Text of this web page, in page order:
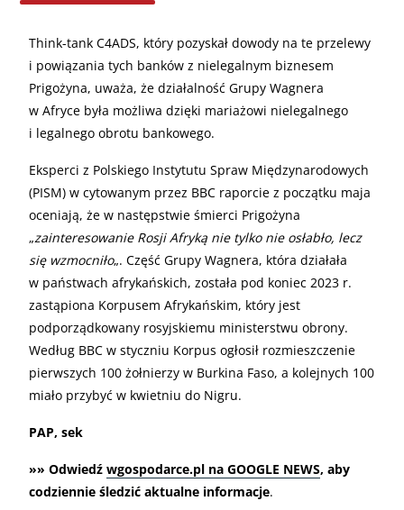
Think-tank C4ADS, który pozyskał dowody na te przelewy
i powiązania tych banków z nielegalnym biznesem
Prigożyna, uważa, że działalność Grupy Wagnera
w Afryce była możliwa dzięki mariażowi nielegalnego
i legalnego obrotu bankowego.
Eksperci z Polskiego Instytutu Spraw Międzynarodowych
(PISM) w cytowanym przez BBC raporcie z początku maja
oceniają, że w następstwie śmierci Prigożyna
„zainteresowanie Rosji Afryką nie tylko nie osłabło, lecz
się wzmocniło„. Część Grupy Wagnera, która działała
w państwach afrykańskich, została pod koniec 2023 r.
zastąpiona Korpusem Afrykańskim, który jest
podporządkowany rosyjskiemu ministerstwu obrony.
Według BBC w styczniu Korpus ogłosił rozmieszczenie
pierwszych 100 żołnierzy w Burkina Faso, a kolejnych 100
miało przybyć w kwietniu do Nigru.
PAP, sek
»» Odwiedź wgospodarce.pl na GOOGLE NEWS, aby
codziennie śledzić aktualne informacje.